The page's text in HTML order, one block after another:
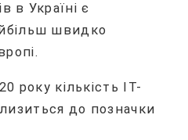
в Україні є
швидко
року кількість IT-
до позначки